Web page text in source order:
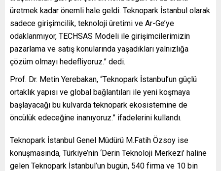
üretmek kadar önemli hale geldi. Teknopark İstanbul olarak
sadece girişimcilik, teknoloji üretimi ve Ar-Ge’ye
odaklanmıyor, TECHSAS Modeli ile girişimcilerimizin
pazarlama ve satış konularında yaşadıkları yalnızlığa
çözüm olmayı hedefliyoruz.” dedi.
Prof. Dr. Metin Yerebakan, “Teknopark İstanbul’un güçlü
ortaklık yapısı ve global bağlantıları ile yeni koşmaya
başlayacağı bu kulvarda teknopark ekosistemine de
öncülük edeceğine inanıyoruz.” ifadelerini kullandı.
Teknopark İstanbul Genel Müdürü M.Fatih Özsoy ise
konuşmasında, Türkiye’nin ‘Derin Teknoloji Merkezi’ haline
gelen Teknopark İstanbul’un bugün, 540 firma ve 10 bin